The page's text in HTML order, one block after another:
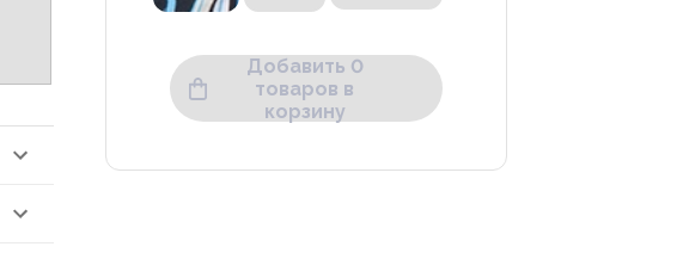
Добавить 0
товаров в
корзину